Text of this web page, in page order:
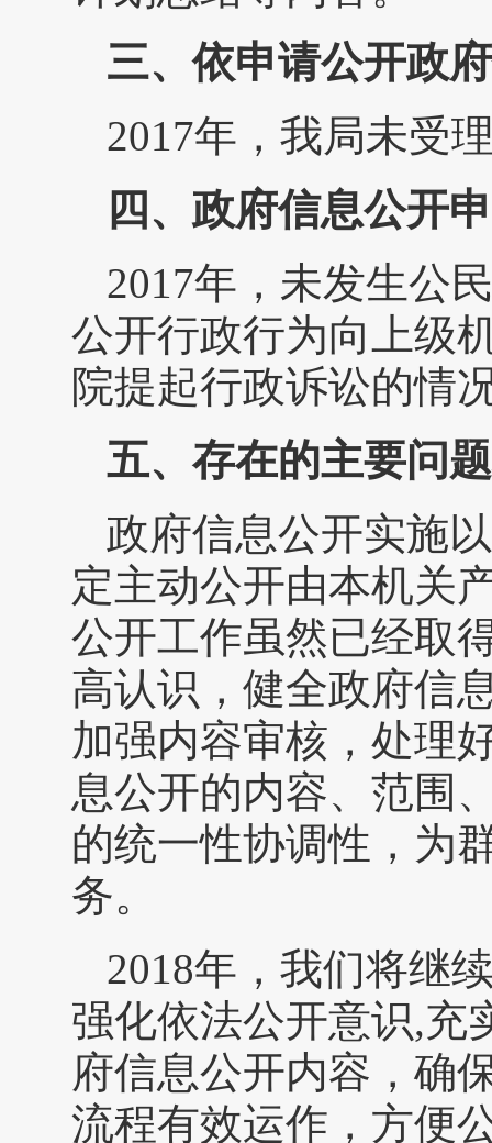
三、依申请公开政
2017年，我局未受
四、政府信息公开
2017年，未发生公
公开行政行为向上级
院提起行政诉讼的情
五、存在的主要问
政府信息公开实施
定主动公开由本机关
公开工作虽然已经取
高认识，健全政府信
加强内容审核，处理
息公开的内容、范围
的统一性协调性，为
务。
2018年，我们将继
强化依法公开意识,充
府信息公开内容，确
流程有效运作，方便